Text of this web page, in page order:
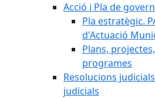
Acció i Pla de govern
Pla estratègic.
d'Actuació
Plans,
programes
Resolucions
judicials